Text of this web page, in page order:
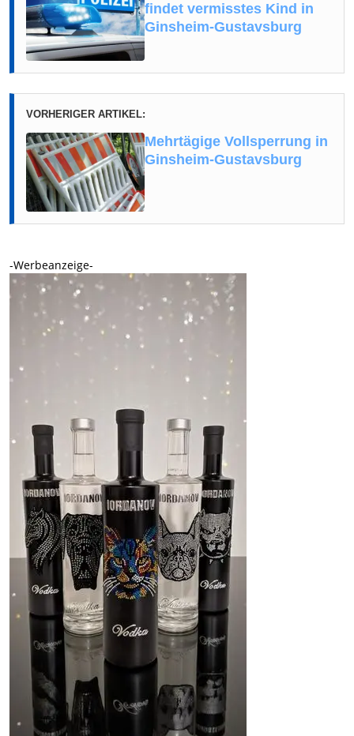
findet vermisstes Kind in
Ginsheim-Gustavsburg
VORHERIGER ARTIKEL:
Mehrtägige Vollsperrung in
Ginsheim-Gustavsburg
-Werbeanzeige-